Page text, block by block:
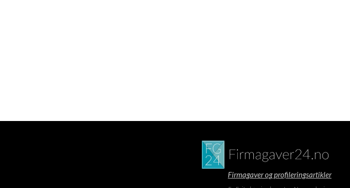
Firmagaver og profileringsartikler